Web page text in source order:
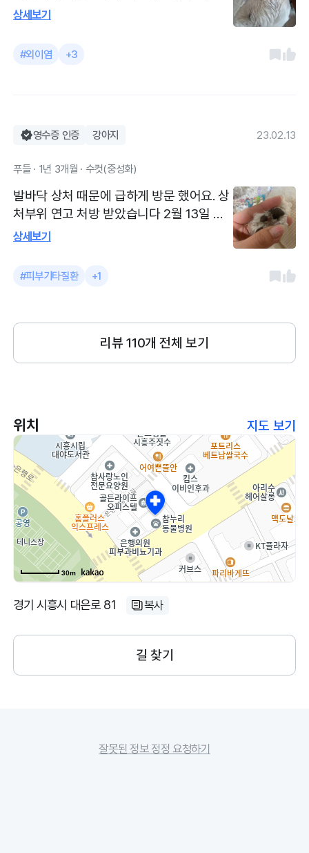
으러 감 발적가라앉음. 약먹으면서 물많이
받으러 가는 내부 계단 동선은 불편하지만,
네요
상세보기
#외이염 +3
영수증 인증 강아지 23.02.13
푸들 · 1년 3개월 · 수컷(중성화)
발바닥 상처 때문에 급하게 방문 했어요. 상
처부위 연고 처방 받았습니다 2월 13일 치
료 받았습니다 연고를 처방 받았고 나아지
하십니다 선생님들 모두 친절하시고 선생님
이 여러분 계셔서 진료가 빨랐어요 2월 13
상세보기
#피부기타질환 +1
리뷰110개 전체 보기
위치 지도 보기
30m
경기 시흥시 대은로 81 복사
길 찾기
잘못된 정보 정정 요청하기